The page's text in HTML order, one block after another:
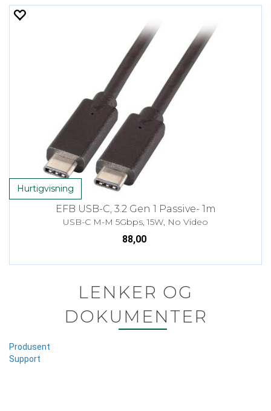
Hurtigvisning
EFB USB-C, 3.2 Gen 1 Passive- 1m
USB-C M-M 5Gbps, 15W, No Video
88,00
LENKER OG
DOKUMENTER
Produsent
Support